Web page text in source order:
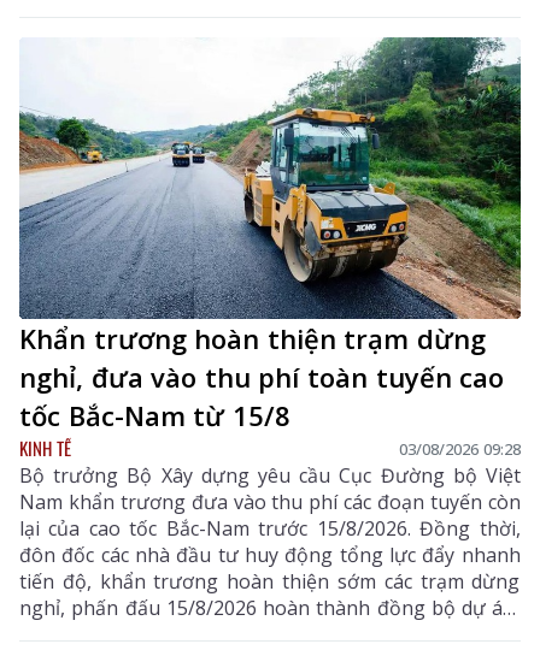
Khẩn trương hoàn thiện trạm dừng
nghỉ, đưa vào thu phí toàn tuyến cao
tốc Bắc-Nam từ 15/8
KINH TẾ 03/08/2026 09:28
Bộ trưởng Bộ Xây dựng yêu cầu Cục Đường bộ Việt
Nam khẩn trương đưa vào thu phí các đoạn tuyến còn
lại của cao tốc Bắc-Nam trước 15/8/2026. Đồng thời,
đôn đốc các nhà đầu tư huy động tổng lực đẩy nhanh
tiến độ, khẩn trương hoàn thiện sớm các trạm dừng
nghỉ, phấn đấu 15/8/2026 hoàn thành đồng bộ dự án,
triển khai thu phí các tuyến cao tốc